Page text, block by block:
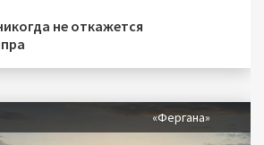
не откажется
«Фергана»